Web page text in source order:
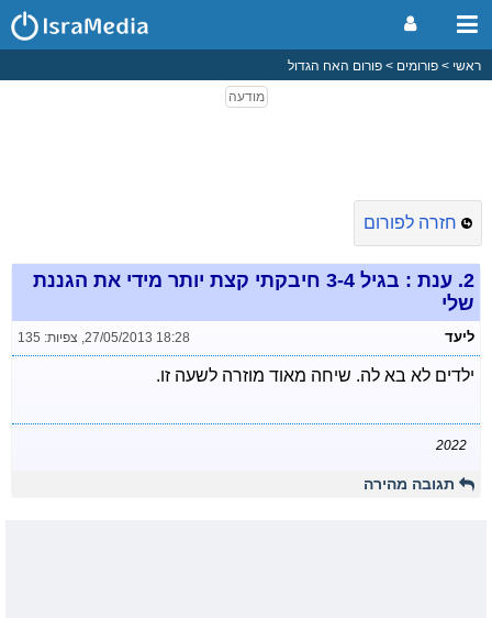
ראשי פורומים פורום האח הגדול
חזרה לפורום
2.
ענת : בגיל 3-4 חיבקתי קצת יותר מידי את הגננת
שלי
ליעד 27/05/2013 18:28
, צפיות: 135
ילדים לא בא לה. שיחה מאוד מוזרה לשעה זו.
2022
תגובה מהירה